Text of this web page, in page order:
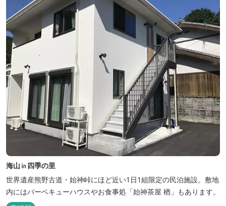
海山㏌四季の里
世界遺産熊野古道・始神峠にほど近い1日1組限定の民泊施設。敷地
内にはバーベキューハウスやお食事処「始神茶屋 楢」もあります。